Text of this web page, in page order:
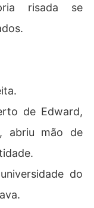
risada se
de Edward,
abriu mão de
do